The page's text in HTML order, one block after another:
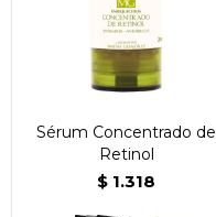
Sérum Concentrado de
Retinol
$ 1.318